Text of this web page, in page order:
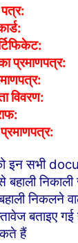
प्रमाणपत्र:
विवरण:
प्रमाणपत्र:
इन सभी
बहाली
बहाली
बताइए
हैं